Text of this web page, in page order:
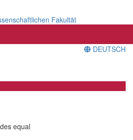
Fakultät
DEUTSCH